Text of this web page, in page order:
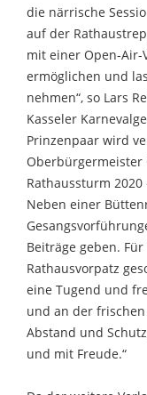
die närrische
auf der
mit einer Open-Air-
ermöglichen und
nehmen“, so Lars
Kasseler
Prinzenpaar wird
Oberbürgermeister
Rathaussturm
Neben einer
Beiträge geben.
Rathausvorpatz
eine Tugend und
und an der
Abstand und
und mit Freude.“